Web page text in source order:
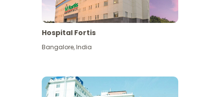
Hospital Fortis
Bangalore,India